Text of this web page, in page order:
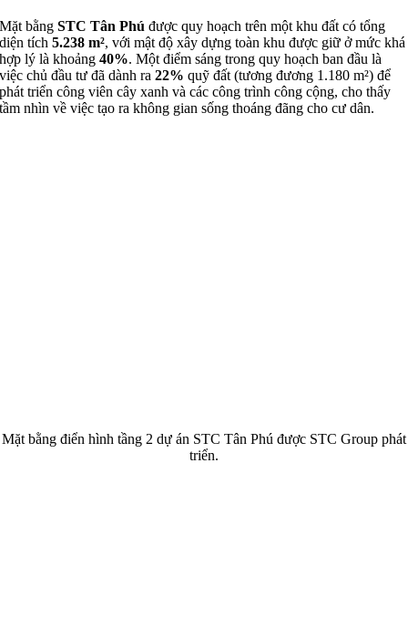
Mặt bằngSTC Tân Phú được quy hoạch trên một khu đất có tổng
diện tích5.238 m², với mật độ xây dựng toàn khu được giữ ở mức khá
hợp lý là khoảng40%. Một điểm sáng trong quy hoạch ban đầu là
việc chủ đầu tư đã dành ra22% quỹ đất (tương đương 1.180 m²) để
phát triển công viên cây xanh và các công trình công cộng, cho thấy
tầm nhìn về việc tạo ra không gian sống thoáng đãng cho cư dân.
Mặt bằng điển hình tầng 2 dự án STC Tân Phú được STC Group phát
triển.